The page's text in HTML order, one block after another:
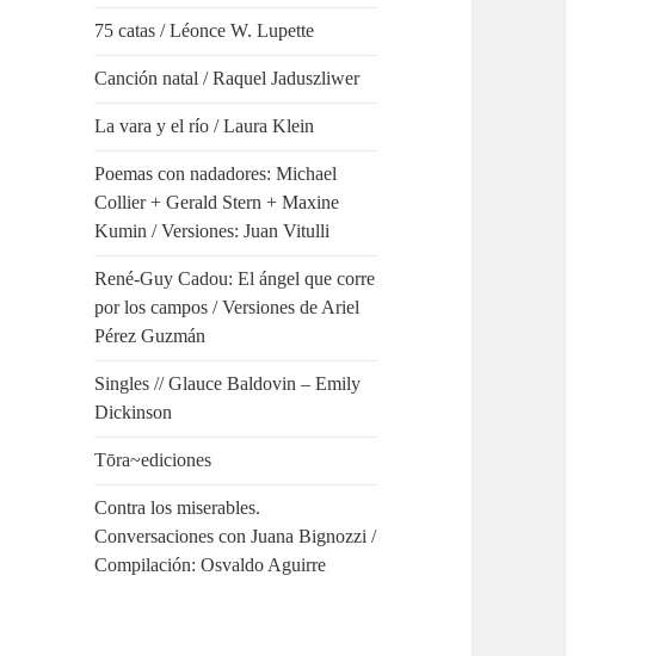
75 catas / Léonce W. Lupette
Canción natal / Raquel Jaduszliwer
La vara y el río / Laura Klein
Poemas con nadadores: Michael
Collier + Gerald Stern + Maxine
Kumin / Versiones: Juan Vitulli
René-Guy Cadou: El ángel que corre
por los campos / Versiones de Ariel
Pérez Guzmán
Singles // Glauce Baldovin – Emily
Dickinson
Tōra~ediciones
Contra los miserables.
Conversaciones con Juana Bignozzi /
Compilación: Osvaldo Aguirre